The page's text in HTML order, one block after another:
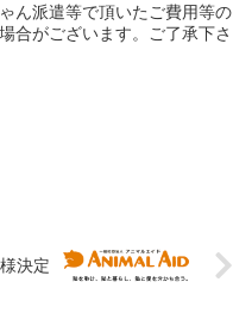
ん派遣等で頂いたご費用等の
合がございます。ご了承下さ
決定